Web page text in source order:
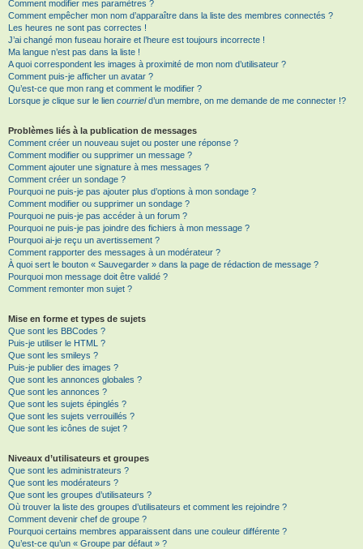
Comment modifier mes paramètres ?
Comment empêcher mon nom d’apparaître dans la liste des membres connectés ?
Les heures ne sont pas correctes !
J’ai changé mon fuseau horaire et l’heure est toujours incorrecte !
Ma langue n’est pas dans la liste !
A quoi correspondent les images à proximité de mon nom d’utilisateur ?
Comment puis-je afficher un avatar ?
Qu’est-ce que mon rang et comment le modifier ?
Lorsque je clique sur le lien courrield’un membre, on me demande de me connecter !?
Problèmes liés à la publication de messages
Comment créer un nouveau sujet ou poster une réponse ?
Comment modifier ou supprimer un message ?
Comment ajouter une signature à mes messages ?
Comment créer un sondage ?
Pourquoi ne puis-je pas ajouter plus d’options à mon sondage ?
Comment modifier ou supprimer un sondage ?
Pourquoi ne puis-je pas accéder à un forum ?
Pourquoi ne puis-je pas joindre des fichiers à mon message ?
Pourquoi ai-je reçu un avertissement ?
Comment rapporter des messages à un modérateur ?
À quoi sert le bouton « Sauvegarder » dans la page de rédaction de message ?
Pourquoi mon message doit être validé ?
Comment remonter mon sujet ?
Mise en forme et types de sujets
Que sont les BBCodes ?
Puis-je utiliser le HTML ?
Que sont les smileys ?
Puis-je publier des images ?
Que sont les annonces globales ?
Que sont les annonces ?
Que sont les sujets épinglés ?
Que sont les sujets verrouillés ?
Que sont les icônes de sujet ?
Niveaux d’utilisateurs et groupes
Que sont les administrateurs ?
Que sont les modérateurs ?
Que sont les groupes d’utilisateurs ?
Où trouver la liste des groupes d’utilisateurs et comment les rejoindre ?
Comment devenir chef de groupe ?
Pourquoi certains membres apparaissent dans une couleur différente ?
Qu’est-ce qu’un « Groupe par défaut » ?